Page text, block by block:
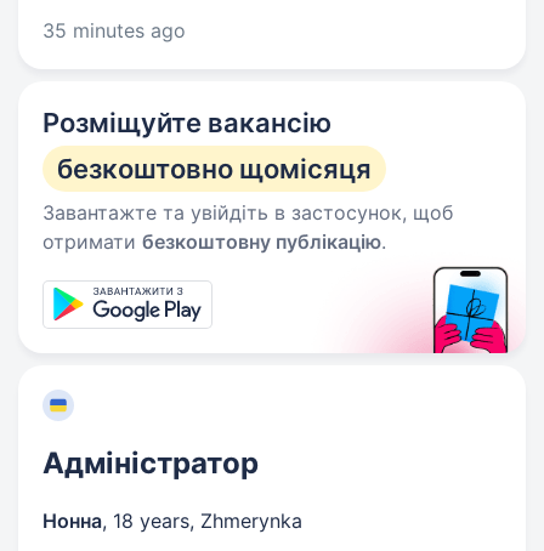
35 minutes ago
Розміщуйте вакансію
безкоштовно щомісяця
Завантажте та увійдіть в застосунок, щоб
отримати безкоштовну публікацію.
Адміністратор
Нонна, 18 years, Zhmerynka